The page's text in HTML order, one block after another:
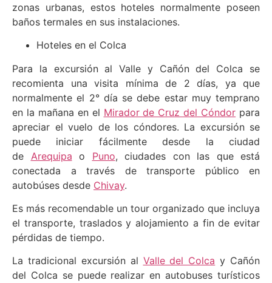
zonas urbanas, estos hoteles normalmente poseen
baños termales en sus instalaciones.
Hoteles en el Colca
Para la excursión al Valle y Cañón del Colca se
recomienta una visita mínima de 2 días, ya que
normalmente el 2° día se debe estar muy temprano
en la mañana en el Mirador de Cruz del Cóndor para
apreciar el vuelo de los cóndores. La excursión se
puede iniciar fácilmente desde la ciudad
de Arequipa o Puno, ciudades con las que está
conectada a través de transporte público en
autobúses desde Chivay.
Es más recomendable un tour organizado que incluya
el transporte, traslados y alojamiento a fin de evitar
pérdidas de tiempo.
La tradicional excursión al Valle del Colca y Cañón
del Colca se puede realizar en autobuses turísticos